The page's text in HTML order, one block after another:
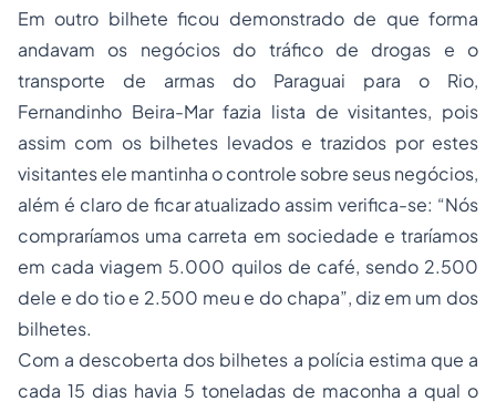
Em outro bilhete ficou demonstrado de que forma
andavam os negócios do tráfico de drogas e o
transporte de armas do Paraguai para o Rio,
Fernandinho Beira-Mar fazia lista de visitantes, pois
assim com os bilhetes levados e trazidos por estes
visitantes ele mantinha o controle sobre seus negócios,
além é claro de ficar atualizado assim verifica-se: “Nós
compraríamos uma carreta em sociedade e traríamos
em cada viagem 5.000 quilos de café, sendo 2.500
dele e do tio e 2.500 meu e do chapa”, diz em um dos
bilhetes.
Com a descoberta dos bilhetes a polícia estima que a
cada 15 dias havia 5 toneladas de maconha a qual o